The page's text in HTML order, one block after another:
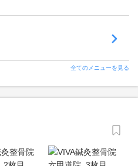
全てのメニューを見る